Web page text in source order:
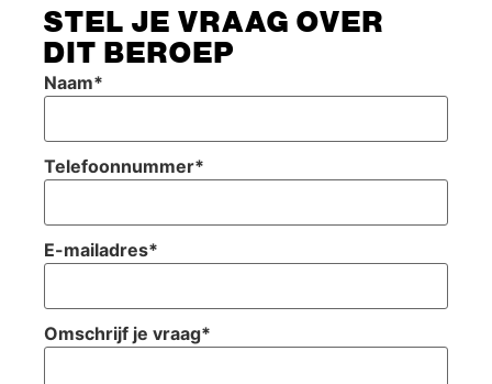
STEL JE VRAAG OVER
DIT BEROEP
Naam*
Telefoonnummer*
E-mailadres*
Omschrijf je vraag*